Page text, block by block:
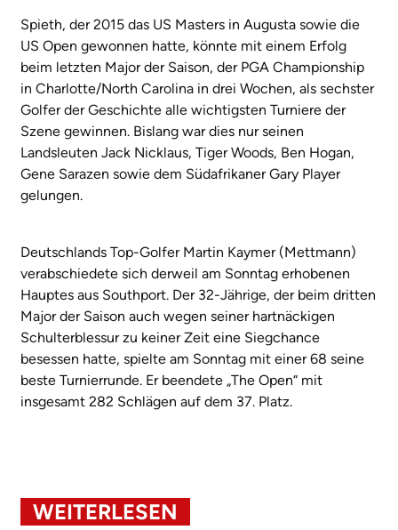
Spieth, der 2015 das US Masters in Augusta sowie die
US Open gewonnen hatte, könnte mit einem Erfolg
beim letzten Major der Saison, der PGA Championship
in Charlotte/North Carolina in drei Wochen, als sechster
Golfer der Geschichte alle wichtigsten Turniere der
Szene gewinnen. Bislang war dies nur seinen
Landsleuten Jack Nicklaus, Tiger Woods, Ben Hogan,
Gene Sarazen sowie dem Südafrikaner Gary Player
gelungen.
Deutschlands Top-Golfer Martin Kaymer (Mettmann)
verabschiedete sich derweil am Sonntag erhobenen
Hauptes aus Southport. Der 32-Jährige, der beim dritten
Major der Saison auch wegen seiner hartnäckigen
Schulterblessur zu keiner Zeit eine Siegchance
besessen hatte, spielte am Sonntag mit einer 68 seine
beste Turnierrunde. Er beendete „The Open“ mit
insgesamt 282 Schlägen auf dem 37. Platz.
WEITERLESEN